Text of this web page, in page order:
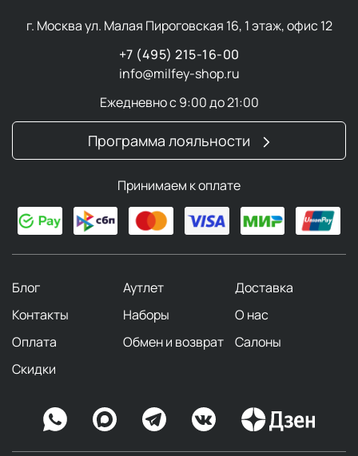
г. Москва ул. Малая Пироговская 16, 1 этаж, офис 12
+7 (495) 215-16-00
info@milfey-shop.ru
Ежедневно с 9:00 до 21:00
Программа лояльности
Принимаем к оплате
Блог Аутлет
Доставка
Контакты
Наборы
О нас
Оплата
Обмен и возврат
Салоны
Скидки